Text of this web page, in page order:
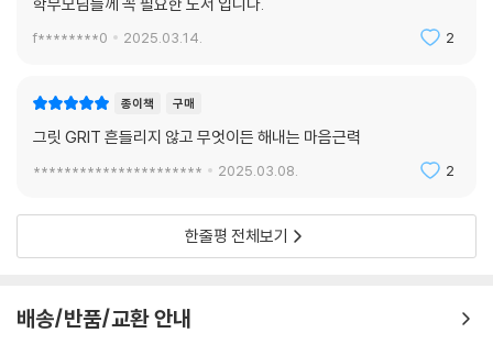
f********0 2025.03.14. 2
종이책 구매
그릿 GRIT 흔들리지 않고 무엇이든 해내는 마음근력
********************** 2025.03.08. 2
한줄평 전체보기
배송/반품/교환 안내